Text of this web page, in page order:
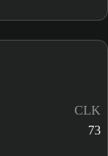
CLK
73